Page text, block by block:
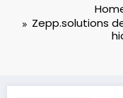
Zepp.solutions